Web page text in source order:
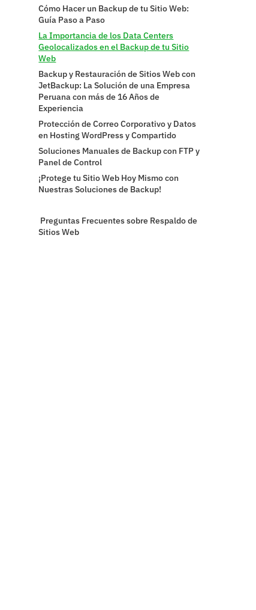
Cómo Hacer un Backup de tu Sitio Web:
Guía Paso a Paso
La Importancia de los Data Centers
Geolocalizados en el Backup de tu Sitio
Web
Backup y Restauración de Sitios Web con
JetBackup: La Solución de una Empresa
Peruana con más de 16 Años de
Experiencia
Protección de Correo Corporativo y Datos
en Hosting WordPress y Compartido
Soluciones Manuales de Backup con FTP y
Panel de Control
¡Protege tu Sitio Web Hoy Mismo con
Nuestras Soluciones de Backup!
Preguntas Frecuentes sobre Respaldo de
Sitios Web